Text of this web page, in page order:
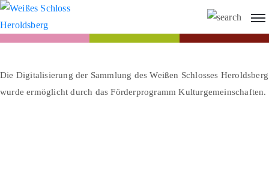
Die Digitalisierung der Sammlung des Weißen Schlosses Heroldsberg
wurde ermöglicht durch das Förderprogramm Kulturgemeinschaften.